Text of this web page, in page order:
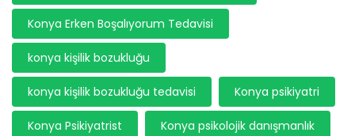
Konya Erken Boşalıyorum Tedavisi
konya kişilik bozukluğu
konya kişilik bozukluğu tedavisi Konya psikiyatri
Konya Psikiyatrist Konya psikolojik danışmanlık